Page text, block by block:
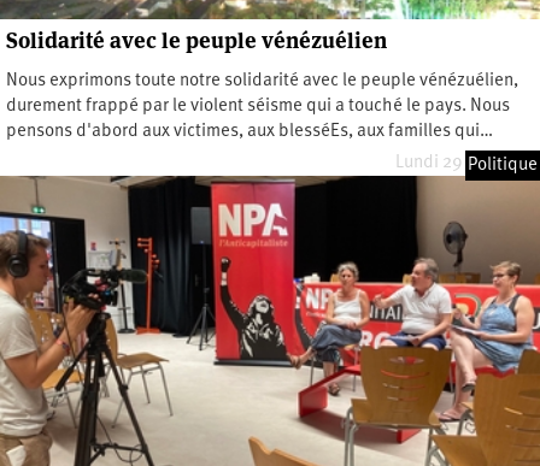
Solidarité avec le peuple vénézuélien
Nous exprimons toute notre solidarité avec le peuple vénézuélien,
durement frappé par le violent séisme qui a touché le pays. Nous
pensons d'abord aux victimes, aux blesséEs, aux familles qui…
Lundi 29 juin 2026
Politique